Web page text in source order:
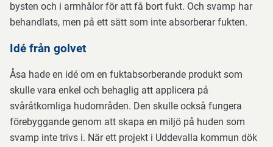
bysten och i armhålor för att få bort fukt. Och svamp har
behandlats, men på ett sätt som inte absorberar fukten.
Idé från golvet
Åsa hade en idé om en fuktabsorberande produkt som
skulle vara enkel och behaglig att applicera på
svåråtkomliga hudområden. Den skulle också fungera
förebyggande genom att skapa en miljö på huden som
svamp inte trivs i. När ett projekt i Uddevalla kommun dök